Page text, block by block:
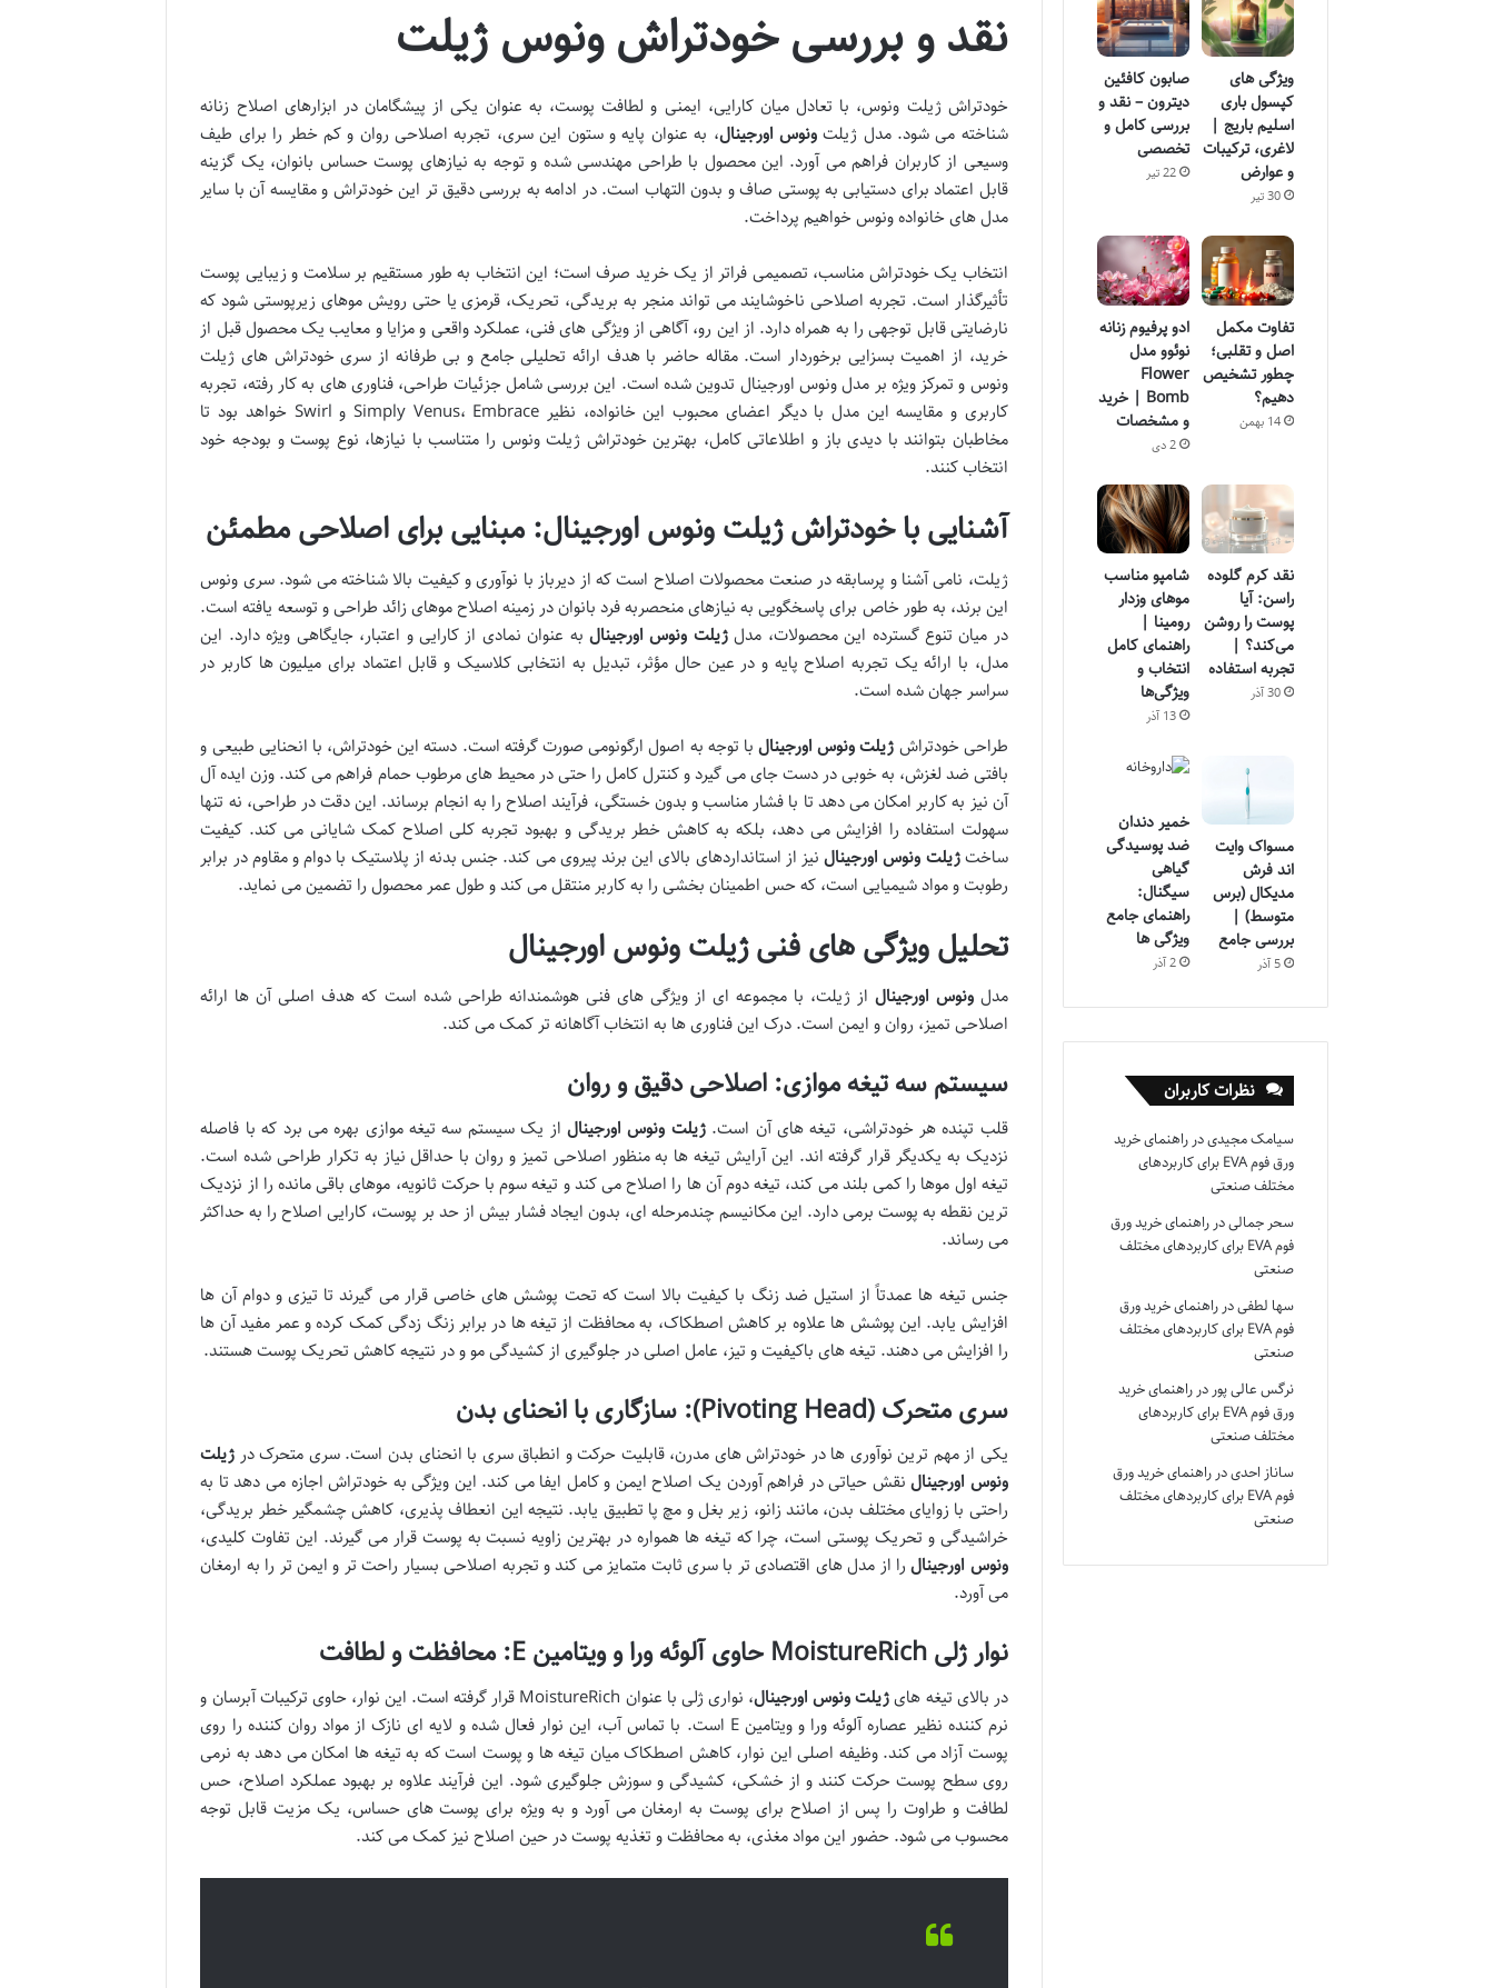
نقد و بررسی خودتراش ونوس ژیلت
خودتراش ژیلت ونوس، با تعادل میان کارایی، ایمنی و لطافت پوست، به عنوان یکی از پیشگامان در ابزارهای اصلاح زنانه
شناخته می شود. مدل ژیلتونوس اورجینال، به عنوان پایه و ستون این سری، تجربه اصلاحی روان و کم خطر را برای طیف
وسیعی از کاربران فراهم می آورد. این محصول با طراحی مهندسی شده و توجه به نیازهای پوست حساس بانوان، یک گزینه
قابل اعتماد برای دستیابی به پوستی صاف و بدون التهاب است. در ادامه به بررسی دقیق تر این خودتراش و مقایسه آن با سایر
مدل های خانواده ونوس خواهیم پرداخت.
انتخاب یک خودتراش مناسب، تصمیمی فراتر از یک خرید صرف است؛ این انتخاب به طور مستقیم بر سلامت و زیبایی پوست
تأثیرگذار است. تجربه اصلاحی ناخوشایند می تواند منجر به بریدگی، تحریک، قرمزی یا حتی رویش موهای زیرپوستی شود که
نارضایتی قابل توجهی را به همراه دارد. از این رو، آگاهی از ویژگی های فنی، عملکرد واقعی و مزایا و معایب یک محصول قبل از
خرید، از اهمیت بسزایی برخوردار است. مقاله حاضر با هدف ارائه تحلیلی جامع و بی طرفانه از سری خودتراش های ژیلت
ونوس و تمرکز ویژه بر مدل ونوس اورجینال تدوین شده است. این بررسی شامل جزئیات طراحی، فناوری های به کار رفته، تجربه
کاربری و مقایسه این مدل با دیگر اعضای محبوب این خانواده، نظیر Simply Venus، Embrace و Swirl خواهد بود تا
مخاطبان بتوانند با دیدی باز و اطلاعاتی کامل، بهترین خودتراش ژیلت ونوس را متناسب با نیازها، نوع پوست و بودجه خود
انتخاب کنند.
آشنایی با خودتراش ژیلت ونوس اورجینال: مبنایی برای اصلاحی مطمئن
ژیلت، نامی آشنا و پرسابقه در صنعت محصولات اصلاح است که از دیرباز با نوآوری و کیفیت بالا شناخته می شود. سری ونوس
این برند، به طور خاص برای پاسخگویی به نیازهای منحصربه فرد بانوان در زمینه اصلاح موهای زائد طراحی و توسعه یافته است.
در میان تنوع گسترده این محصولات، مدلژیلت ونوس اورجینالبه عنوان نمادی از کارایی و اعتبار، جایگاهی ویژه دارد. این
مدل، با ارائه یک تجربه اصلاح پایه و در عین حال مؤثر، تبدیل به انتخابی کلاسیک و قابل اعتماد برای میلیون ها کاربر در
سراسر جهان شده است.
طراحی خودتراش ژیلت ونوس اورجینالبا توجه به اصول ارگونومی صورت گرفته است. دسته این خودتراش، با انحنایی طبیعی و
بافتی ضد لغزش، به خوبی در دست جای می گیرد و کنترل کامل را حتی در محیط های مرطوب حمام فراهم می کند. وزن ایده آل
آن نیز به کاربر امکان می دهد تا با فشار مناسب و بدون خستگی، فرآیند اصلاح را به انجام برساند. این دقت در طراحی، نه تنها
سهولت استفاده را افزایش می دهد، بلکه به کاهش خطر بریدگی و بهبود تجربه کلی اصلاح کمک شایانی می کند. کیفیت
ساختژیلت ونوس اورجینالنیز از استانداردهای بالای این برند پیروی می کند. جنس بدنه از پلاستیک با دوام و مقاوم در برابر
رطوبت و مواد شیمیایی است، که حس اطمینان بخشی را به کاربر منتقل می کند و طول عمر محصول را تضمین می نماید.
تحلیل ویژگی های فنی ژیلت ونوس اورجینال
مدلونوس اورجینال از ژیلت، با مجموعه ای از ویژگی های فنی هوشمندانه طراحی شده است که هدف اصلی آن ها ارائه
اصلاحی تمیز، روان و ایمن است. درک این فناوری ها به انتخاب آگاهانه تر کمک می کند.
سیستم سه تیغه موازی: اصلاحی دقیق و روان
قلب تپنده هر خودتراشی، تیغه های آن است.ژیلت ونوس اورجینال از یک سیستم سه تیغه موازی بهره می برد که با فاصله
نزدیک به یکدیگر قرار گرفته اند. این آرایش تیغه ها به منظور اصلاحی تمیز و روان با حداقل نیاز به تکرار طراحی شده است.
تیغه اول موها را کمی بلند می کند، تیغه دوم آن ها را اصلاح می کند و تیغه سوم با حرکت ثانویه، موهای باقی مانده را از نزدیک
ترین نقطه به پوست برمی دارد. این مکانیسم چندمرحله ای، بدون ایجاد فشار بیش از حد بر پوست، کارایی اصلاح را به حداکثر
می رساند.
جنس تیغه ها عمدتاً از استیل ضد زنگ با کیفیت بالا است که تحت پوشش های خاصی قرار می گیرند تا تیزی و دوام آن ها
افزایش یابد. این پوشش ها علاوه بر کاهش اصطکاک، به محافظت از تیغه ها در برابر زنگ زدگی کمک کرده و عمر مفید آن ها
را افزایش می دهند. تیغه های باکیفیت و تیز، عامل اصلی در جلوگیری از کشیدگی مو و در نتیجه کاهش تحریک پوست هستند.
سری متحرک (Pivoting Head): سازگاری با انحنای بدن
یکی از مهم ترین نوآوری ها در خودتراش های مدرن، قابلیت حرکت و انطباق سری با انحنای بدن است. سری متحرک در ژیلت
ونوس اورجینالنقش حیاتی در فراهم آوردن یک اصلاح ایمن و کامل ایفا می کند. این ویژگی به خودتراش اجازه می دهد تا به
راحتی با زوایای مختلف بدن، مانند زانو، زیر بغل و مچ پا تطبیق یابد. نتیجه این انعطاف پذیری، کاهش چشمگیر خطر بریدگی،
خراشیدگی و تحریک پوستی است، چرا که تیغه ها همواره در بهترین زاویه نسبت به پوست قرار می گیرند. این تفاوت کلیدی،
ونوس اورجینالرا از مدل های اقتصادی تر با سری ثابت متمایز می کند و تجربه اصلاحی بسیار راحت تر و ایمن تر را به ارمغان
می آورد.
نوار ژلی MoistureRich حاوی آلوئه ورا و ویتامین E: محافظت و لطافت
در بالای تیغه هایژیلت ونوس اورجینال
، نواری ژلی با عنوان MoistureRich قرار گرفته است. این نوار، حاوی ترکیبات آبرسان و
نرم کننده نظیر عصاره آلوئه ورا و ویتامین E است. با تماس آب، این نوار فعال شده و لایه ای نازک از مواد روان کننده را روی
پوست آزاد می کند. وظیفه اصلی این نوار، کاهش اصطکاک میان تیغه ها و پوست است که به تیغه ها امکان می دهد به نرمی
روی سطح پوست حرکت کنند و از خشکی، کشیدگی و سوزش جلوگیری شود. این فرآیند علاوه بر بهبود عملکرد اصلاح، حس
لطافت و طراوت را پس از اصلاح برای پوست به ارمغان می آورد و به ویژه برای پوست های حساس، یک مزیت قابل توجه
محسوب می شود. حضور این مواد مغذی، به محافظت و تغذیه پوست در حین اصلاح نیز کمک می کند.
ویژگی های
کپسول باری
اسلیم باریج |
لاغری، ترکیبات
و عوارض
30 تیر
صابون کافئین
دیترون – نقد و
بررسی کامل و
تخصصی
22 تیر
تفاوت مکمل
اصل و تقلبی؛
چطور تشخیص
دهیم؟
14 بهمن
ادو پرفیوم زنانه
نوئوو مدل
Flower
Bomb | خرید
و مشخصات
2 دی
نقد کرم گلوده
راسن: آیا
پوست را روشن
می‌کند؟ |
تجربه استفاده
30 آذر
شامپو مناسب
موهای وزدار
رومینا |
راهنمای کامل
انتخاب و
ویژگی‌ها
13 آذر
مسواک وایت
اند فرش
مدیکال (برس
متوسط) |
بررسی جامع
5 آذر
خمیر دندان
ضد پوسیدگی
گیاهی
سیگنال:
راهنمای جامع
ویژگی ها
2 آذر
نظرات کاربران
سیامک مجیدیدرراهنمای خرید
ورق فوم EVA برای کاربردهای
مختلف صنعتی
سحر جمالیدرراهنمای خرید ورق
فوم EVA برای کاربردهای مختلف
صنعتی
سها لطفیدرراهنمای خرید ورق
فوم EVA برای کاربردهای مختلف
صنعتی
نرگس عالی پور درراهنمای خرید
ورق فوم EVA برای کاربردهای
مختلف صنعتی
ساناز احدیدرراهنمای خرید ورق
فوم EVA برای کاربردهای مختلف
صنعتی